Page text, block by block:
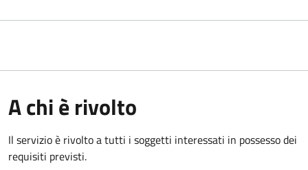
A chi è rivolto
Il servizio è rivolto a tutti i soggetti interessati in possesso dei
requisiti previsti.